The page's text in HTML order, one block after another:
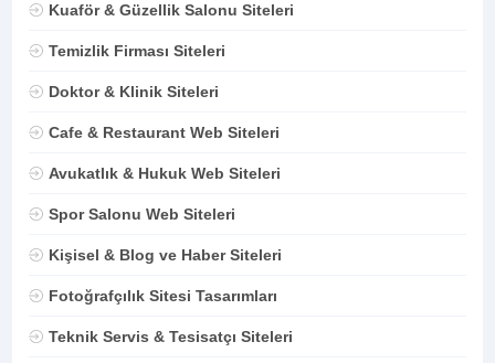
Kuaför & Güzellik Salonu Siteleri
Temizlik Firması Siteleri
Doktor & Klinik Siteleri
Cafe & Restaurant Web Siteleri
Avukatlık & Hukuk Web Siteleri
Spor Salonu Web Siteleri
Kişisel & Blog ve Haber Siteleri
Fotoğrafçılık Sitesi Tasarımları
Teknik Servis & Tesisatçı Siteleri